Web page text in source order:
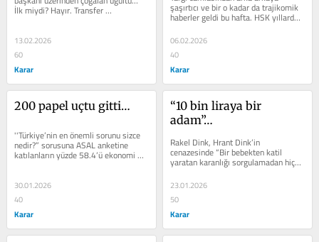
İlk miydi? Hayır. Transfer
turnikesinde milletvekillerini
13.02.2026
60
Karar
şaşırtıcı ve bir o kadar da trajikomik
haberler geldi bu hafta. HSK yıllardan
sonra bir ses verdi… Bir...
06.02.2026
40
Karar
200 papel uçtu gitti…
''Türkiye’nin en önemli sorunu sizce
nedir?” sorusuna ASAL anketine
katılanların yüzde 58.4’ü ekonomi
demiş. “Adaletsizlik” ikinci...
30.01.2026
40
Karar
“10 bin liraya bir
adam”…
Rakel Dink, Hrant Dink’in
cenazesinde “Bir bebekten katil
yaratan karanlığı sorgulamadan hiçbir
şey yapılamaz kardeşlerim” diye
sesleneli...
23.01.2026
50
Karar